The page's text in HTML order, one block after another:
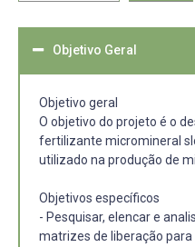
Objetivo Geral
Objetivo geral
O objetivo do projeto é o
fertilizante micromineral
utilizado na produção de
Objetivos específicos
- Pesquisar, elencar e
matrizes de liberação